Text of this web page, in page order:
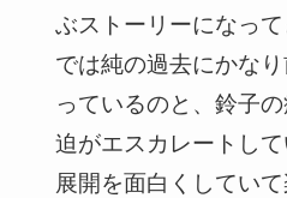
ぶストーリーになっ
では純の過去にかな
っているのと、鈴子
迫がエスカレートし
展開を面白くしていて